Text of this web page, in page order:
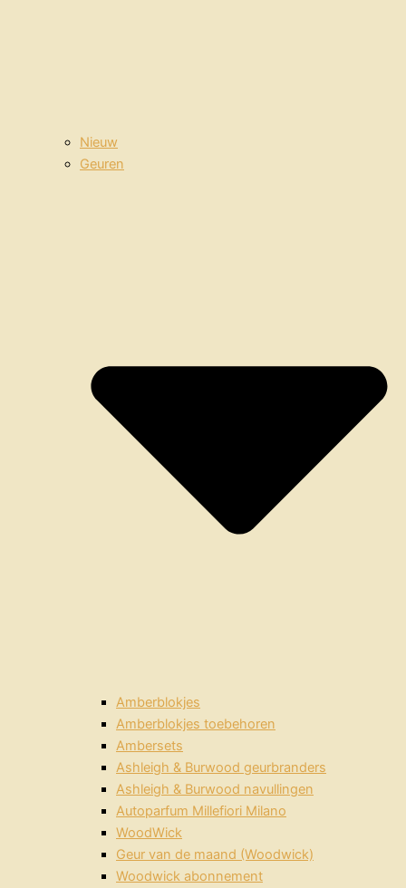
Nieuw
Geuren
Amberblokjes
Amberblokjes toebehoren
Ambersets
Ashleigh & Burwood geurbranders
Ashleigh & Burwood navullingen
Autoparfum Millefiori Milano
WoodWick
Geur van de maand (Woodwick)
Woodwick abonnement